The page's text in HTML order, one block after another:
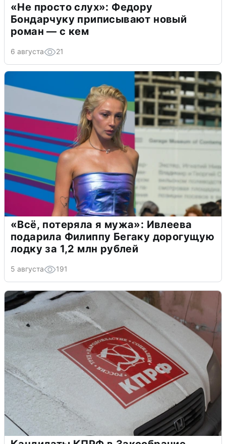
«Не просто слух»: Федору
Бондарчуку приписывают новый
роман — с кем
6 августа 21
«Всё, потеряла я мужа»: Ивлеева
подарила Филиппу Бегаку дорогущую
лодку за 1,2 млн рублей
5 августа 191